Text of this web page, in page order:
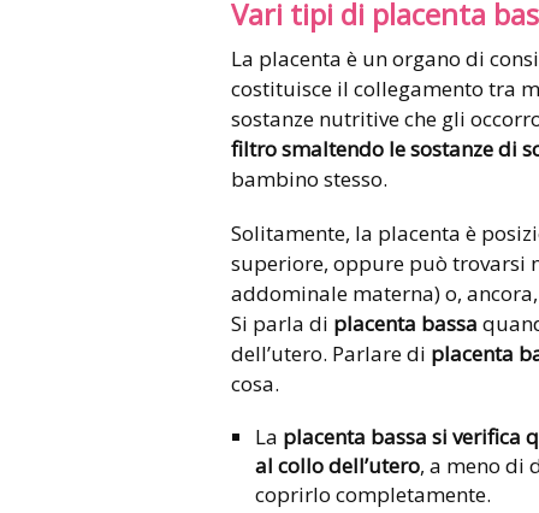
Vari tipi di placenta
La placenta è un organo di
costituisce il collegamento tra
sostanze nutritive che gli
filtro smaltendo le sostanze di
bambino stesso.
Solitamente, la placenta è
superiore, oppure può trovarsi
addominale materna) o,
Si parla di placenta bassa
dell’utero. Parlare di placenta
cosa.
La placenta bassa si verifica
al collo dell’utero, a meno di
coprirlo completamente.